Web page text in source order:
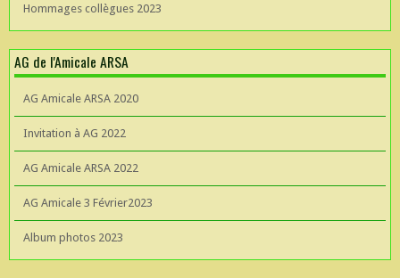
Hommages collègues 2023
AG de l'Amicale ARSA
AG Amicale ARSA 2020
Invitation à AG 2022
AG Amicale ARSA 2022
AG Amicale 3 Février2023
Album photos 2023